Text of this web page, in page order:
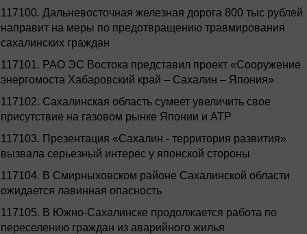
117100. Дальневосточная железная дорога 800 тыс рублей
направит на меры по предотвращению травмирования
сахалинских граждан
117101. РАО ЭС Востока представил проект «Сооружение
энергомоста Хабаровский край – Сахалин – Япония»
117102. Сахалинская область сумеет увеличить свое
присутствие на газовом рынке Японии и АТР
117103. Презентация «Сахалин - территория развития»
вызвала серьезный интерес у японской стороны
117104. В Смирныховском районе Сахалинской области
ожидается лавинная опасность
117105. В Южно-Сахалинске продолжается работа по
переселению граждан из аварийного жилья